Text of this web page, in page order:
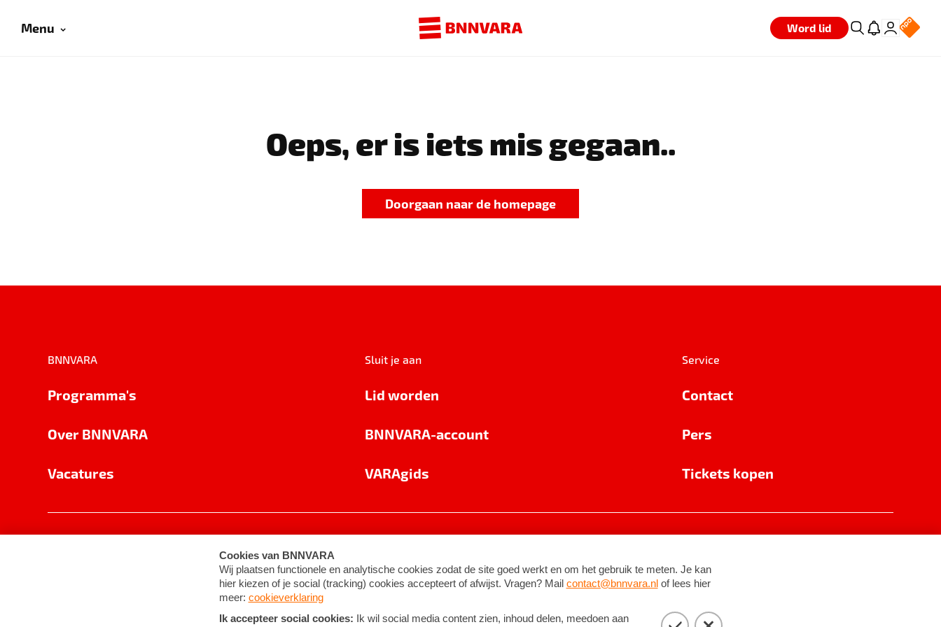
Menu Word lid
Oeps, er is iets mis gegaan..
Doorgaan naar de homepage
BNNVARA
Programma's
Over BNNVARA
Vacatures
Sluit je aan
Lid worden
BNNVARA-account
VARAgids
Service
Contact
Pers
Tickets kopen
Cookie-instellingen Algemene voorwaarden ©2026BNNVARA